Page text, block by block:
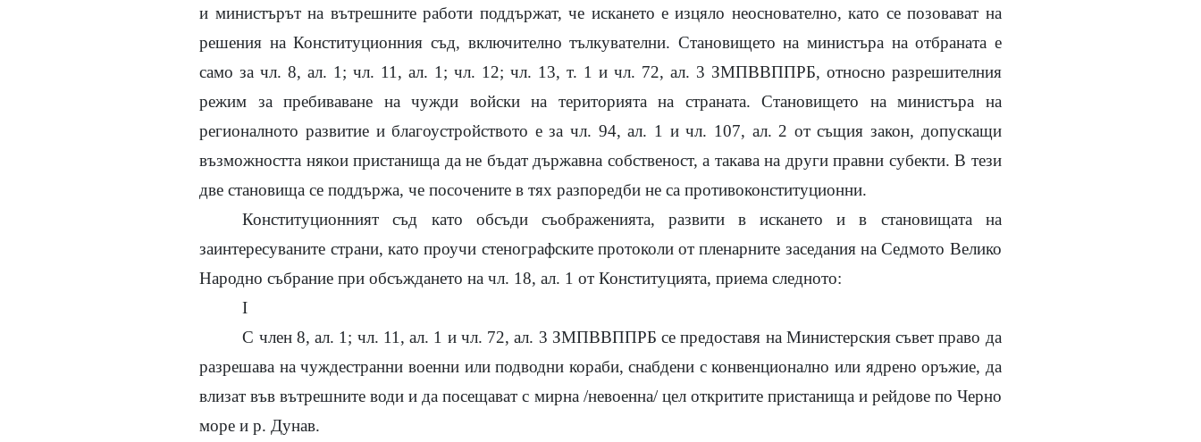
и министърът на вътрешните работи поддържат, че искането е изцяло неоснователно, като се позовават на
решения на Конституционния съд, включително тълкувателни. Становището на министъра на отбраната е
само за чл. 8, ал. 1; чл. 11, ал. 1; чл. 12; чл. 13, т. 1 и чл. 72, ал. 3 ЗМПВВППРБ, относно разрешителния
режим за пребиваване на чужди войски на територията на страната. Становището на министъра на
регионалното развитие и благоустройството е за чл. 94, ал. 1 и чл. 107, ал. 2 от същия закон, допускащи
възможността някои пристанища да не бъдат държавна собственост, а такава на други правни субекти. В тези
две становища се поддържа, че посочените в тях разпоредби не са противоконституционни.
Конституционният съд като обсъди съображенията, развити в искането и в становищата на
заинтересуваните страни, като проучи стенографските протоколи от пленарните заседания на Седмото Велико
Народно събрание при обсъждането на чл. 18, ал. 1 от Конституцията, приема следното:
I
С член 8, ал. 1; чл. 11, ал. 1 и чл. 72, ал. 3 ЗМПВВППРБ се предоставя на Министерския съвет право да
разрешава на чуждестранни военни или подводни кораби, снабдени с конвенционално или ядрено оръжие, да
влизат във вътрешните води и да посещават с мирна /невоенна/ цел откритите пристанища и рейдове по Черно
море и р. Дунав.